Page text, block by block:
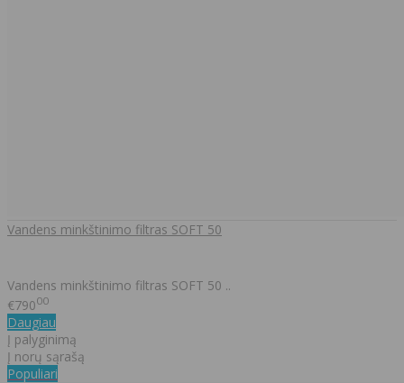
Vandens minkštinimo filtras SOFT 50
​Vandens minkštinimo filtras SOFT 50 ..
€79000
Daugiau
Į palyginimą
Į norų sąrašą
Populiari